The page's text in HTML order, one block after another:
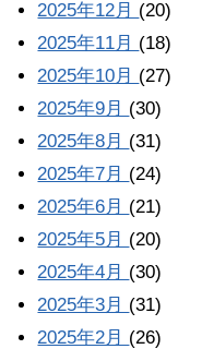
2025年12月 (20)
2025年11月 (18)
2025年10月 (27)
2025年9月 (30)
2025年8月 (31)
2025年7月 (24)
2025年6月 (21)
2025年5月 (20)
2025年4月 (30)
2025年3月 (31)
2025年2月 (26)